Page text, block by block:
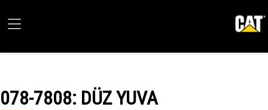
078-7808: DÜZ YUVA